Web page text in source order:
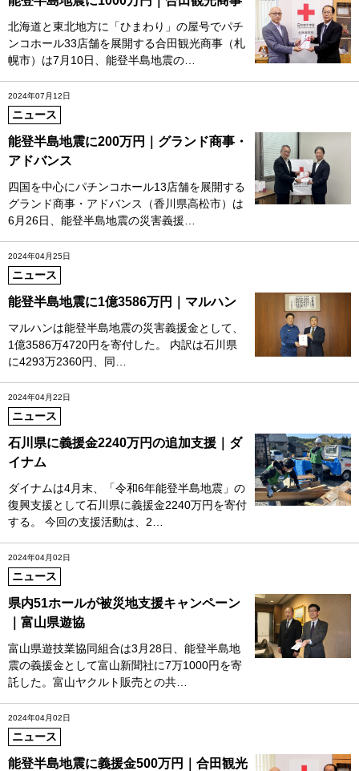
北海道と東北地方に「ひまわり」の屋号でパチ
ンコホール33店舗を展開する合田観光商事（札
幌市）は7月10日、能登半島地震の…
2024年07月12日
ニュース
能登半島地震に200万円｜グランド商事・
アドバンス
四国を中心にパチンコホール13店舗を展開する
グランド商事・アドバンス（香川県高松市）は
6月26日、能登半島地震の災害義援…
2024年04月25日
ニュース
能登半島地震に1億3586万円｜マルハン
マルハンは能登半島地震の災害義援金として、
1億3586万4720円を寄付した。 内訳は石川県
に4293万2360円、同…
2024年04月22日
ニュース
石川県に義援金2240万円の追加支援｜ダ
イナム
ダイナムは4月末、「令和6年能登半島地震」の
復興支援として石川県に義援金2240万円を寄付
する。 今回の支援活動は、2…
2024年04月02日
ニュース
県内51ホールが被災地支援キャンペーン
｜富山県遊協
富山県遊技業協同組合は3月28日、能登半島地
震の義援金として富山新聞社に7万1000円を寄
託した。富山ヤクルト販売との共…
2024年04月02日
ニュース
能登半島地震に義援金500万円｜合田観光